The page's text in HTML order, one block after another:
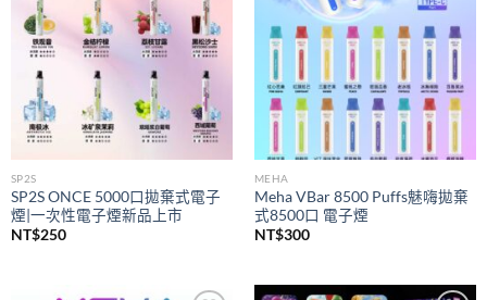
SP2S
SP2S ONCE 5000口拋棄式電子
煙|一次性電子煙新品上市
NT$250
MEHA
Meha VBar 8500 Puffs魅嗨拋棄
式8500口 電子煙
NT$300